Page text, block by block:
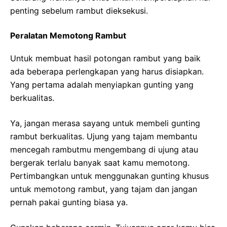
penting sebelum rambut dieksekusi.
Peralatan Memotong Rambut
Untuk membuat hasil potongan rambut yang baik
ada beberapa perlengkapan yang harus disiapkan.
Yang pertama adalah menyiapkan gunting yang
berkualitas.
Ya, jangan merasa sayang untuk membeli gunting
rambut berkualitas. Ujung yang tajam membantu
mencegah rambutmu mengembang di ujung atau
bergerak terlalu banyak saat kamu memotong.
Pertimbangkan untuk menggunakan gunting khusus
untuk memotong rambut, yang tajam dan jangan
pernah pakai gunting biasa ya.